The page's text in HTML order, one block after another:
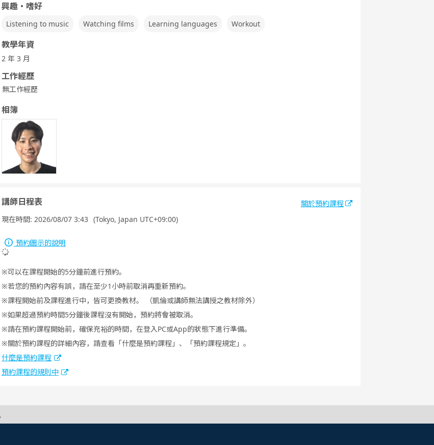
興趣・嗜好
Listening to music Watching films Learning languages Workout
教學年資
2 年 3 月
工作經歷
無工作經歷
相簿
講師日程表
關於預約課程
現在時間: 2026/08/07 3:43 (Tokyo, Japan UTC+09:00)
預約圖示的說明
可以在課程開始的5分鐘前進行預約。
若您的預約內容有誤，請在至少1小時前取消再重新預約。
課程開始前及課程進行中，皆可更換教材。 （凱倫或講師無法講授之教材除外）
如果超過預約時間5分鐘後課程沒有開始，預約將會被取消。
請在預約課程開始前，確保充裕的時間，在登入PC或App的狀態下進行準備。
關於預約課程的詳細內容，請查看「什麼是預約課程」、「預約課程規定」。
什麼是預約課程
預約課程的規則中